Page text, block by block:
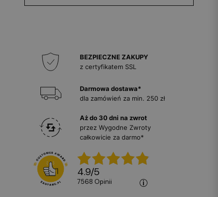
BEZPIECZNE ZAKUPY
z certyfikatem SSL
Darmowa dostawa*
dla zamówień za min. 250 zł
Aż do 30 dni na zwrot
przez Wygodne Zwroty
całkowicie za darmo*
4.9/5
7568 opinii